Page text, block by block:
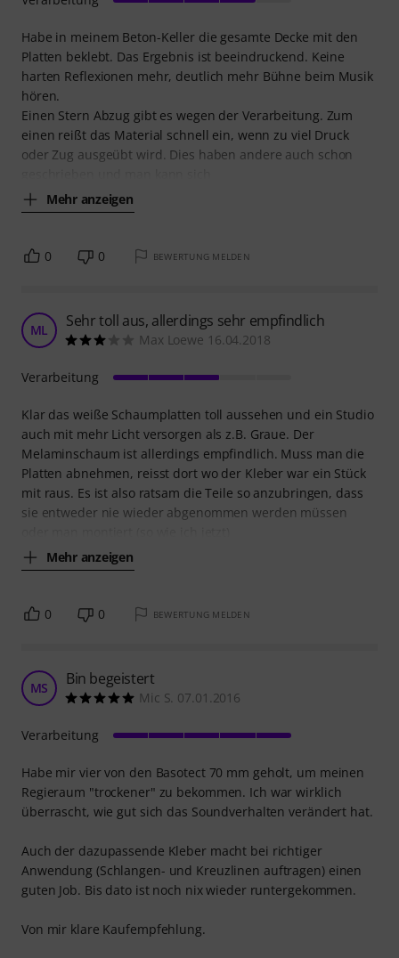
Habe in meinem Beton-Keller die gesamte Decke mit den
Platten beklebt. Das Ergebnis ist beeindruckend. Keine
harten Reflexionen mehr, deutlich mehr Bühne beim Musik
hören.
Einen Stern Abzug gibt es wegen der Verarbeitung. Zum
einen reißt das Material schnell ein, wenn zu viel Druck
oder Zug ausgeübt wird. Dies haben andere auch schon
Mehr anzeigen
0 0 BEWERTUNG MELDEN
ML Sehr toll aus, allerdings sehr empfindlich
Max Loewe 16.04.2018
Klar das weiße Schaumplatten toll aussehen und ein Studio
auch mit mehr Licht versorgen als z.B. Graue. Der
Melaminschaum ist allerdings empfindlich. Muss man die
Platten abnehmen, reisst dort wo der Kleber war ein Stück
mit raus. Es ist also ratsam die Teile so anzubringen, dass
sie entweder nie wieder abgenommen werden müssen
Mehr anzeigen
Verarbeitung
0 0 BEWERTUNG MELDEN
MS Bin begeistert
Mic S. 07.01.2016
Habe mir vier von den Basotect 70 mm geholt, um meinen
Regieraum "trockener" zu bekommen. Ich war wirklich
überrascht, wie gut sich das Soundverhalten verändert hat.
Auch der dazupassende Kleber macht bei richtiger
Anwendung (Schlangen- und Kreuzlinen auftragen) einen
guten Job. Bis dato ist noch nix wieder runtergekommen.
Von mir klare Kaufempfehlung.
Verarbeitung